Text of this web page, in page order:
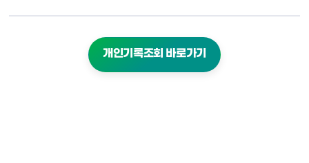
개인기록조회 바로가기